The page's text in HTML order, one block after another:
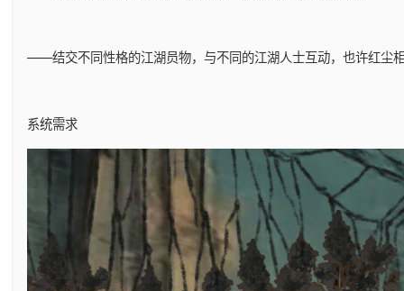
——结交不同性格的江湖员物，与不同的江湖人士互动，也许红尘
系统需求